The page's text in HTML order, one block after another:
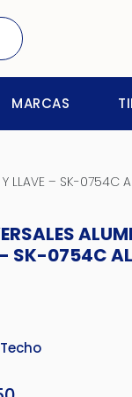
MARCAS
Y LLAVE – SK-0754C
- SK-0754C AL